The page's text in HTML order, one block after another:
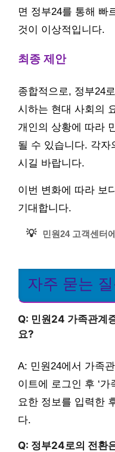
면 정부24를 통해 빠
것이 이상적입니다.
최종 제안
종합적으로, 정부24
시하는 현대 사회의
개인의 상황에 따라
될 수 있습니다. 각
시길 바랍니다.
이번 변화에 따라 보
기대합니다.
💡 민원24 고객센터
자주 묻는
Q: 민원24 가족관계
요?
A: 민원24에서 가족
이트에 로그인 후 ‘가
요한 정보를 입력한
다.
Q: 정부24로의 전환